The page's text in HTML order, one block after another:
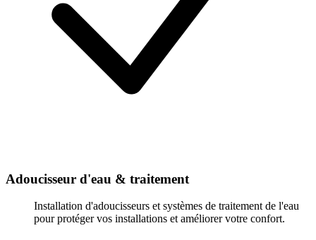
Adoucisseur d'eau & traitement
Installation d'adoucisseurs et systèmes de traitement de l'eau
pour protéger vos installations et améliorer votre confort.